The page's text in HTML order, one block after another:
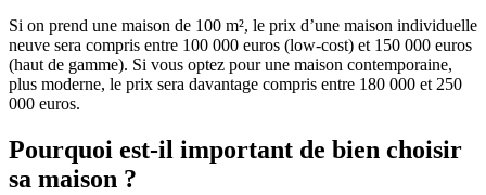
Si on prend une maison de 100 m², le prix d’une maison individuelle
neuve sera compris entre 100 000 euros (low-cost) et 150 000 euros
(haut de gamme). Si vous optez pour une maison contemporaine,
plus moderne, le prix sera davantage compris entre 180 000 et 250
000 euros.
Pourquoi est-il important de bien choisir
sa maison ?